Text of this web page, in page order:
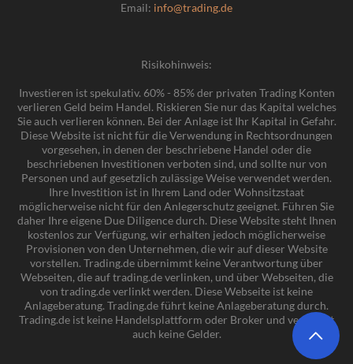
Email: info@trading.de
Risikohinweis:
Investieren ist spekulativ. 60% - 85% der privaten Trading Konten
verlieren Geld beim Handel. Riskieren Sie nur das Kapital welches
Sie auch verlieren können. Bei der Anlage ist Ihr Kapital in Gefahr.
Diese Website ist nicht für die Verwendung in Rechtsordnungen
vorgesehen, in denen der beschriebene Handel oder die
beschriebenen Investitionen verboten sind, und sollte nur von
Personen und auf gesetzlich zulässige Weise verwendet werden.
Ihre Investition ist in Ihrem Land oder Wohnsitzstaat
möglicherweise nicht für den Anlegerschutz geeignet. Führen Sie
daher Ihre eigene Due Diligence durch. Diese Website steht Ihnen
kostenlos zur Verfügung, wir erhalten jedoch möglicherweise
Provisionen von den Unternehmen, die wir auf dieser Website
vorstellen. Trading.de übernimmt keine Verantwortung über
Webseiten, die auf trading.de verlinken, und über Webseiten, die
von trading.de verlinkt werden. Diese Webseite ist keine
Anlageberatung. Trading.de führt keine Anlageberatung durch.
Trading.de ist keine Handelsplattform oder Broker und verwaltet
auch keine Gelder.